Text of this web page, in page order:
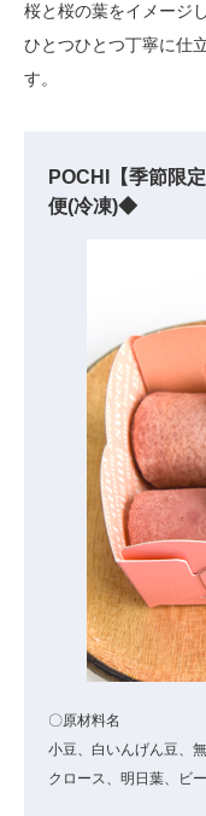
桜と桜の葉をイメージ
ひとつひとつ丁寧に仕
す。
POCHI【季節限
便(冷凍)◆
〇原材料名
小豆、白いんげん豆、
クロース、明日葉、ビ